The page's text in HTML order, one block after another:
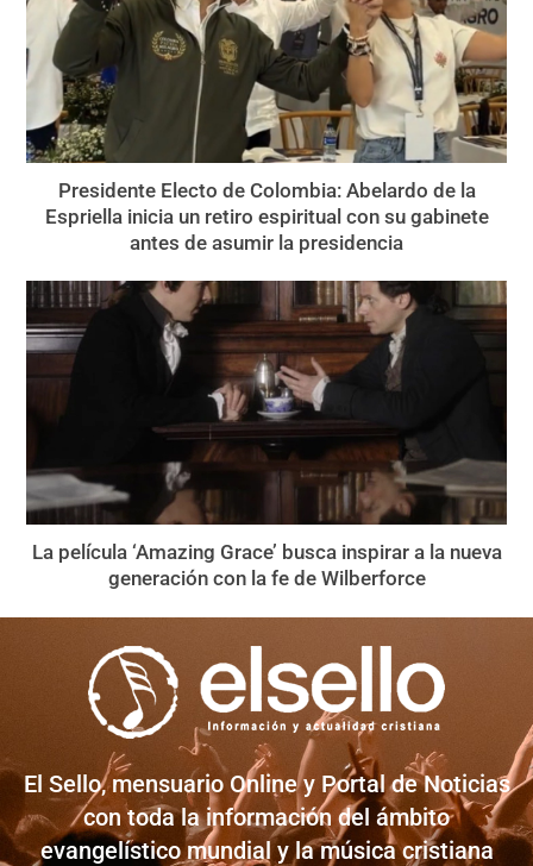
Presidente Electo de Colombia: Abelardo de la
Espriella inicia un retiro espiritual con su gabinete
antes de asumir la presidencia
La película ‘Amazing Grace’ busca inspirar a la nueva
generación con la fe de Wilberforce
El Sello, mensuario Online y Portal de Noticias
con toda la información del ámbito
evangelístico mundial y la música cristiana